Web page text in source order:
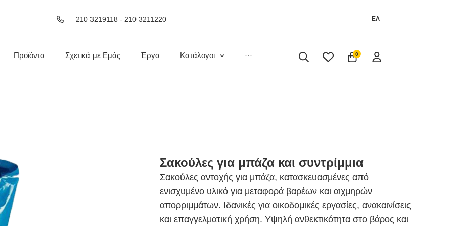
210 3219118 - 210 3211220 ΕΛ
Προϊόντα Σχετικά με Εμάς Έργα Κατάλογοι ··· 0
Σακούλες για μπάζα και συντρίμμια
Σακούλες αντοχής για μπάζα, κατασκευασμένες από
ενισχυμένο υλικό για μεταφορά βαρέων και αιχμηρών
απορριμμάτων. Ιδανικές για οικοδομικές εργασίες, ανακαινίσεις
και επαγγελματική χρήση. Υψηλή ανθεκτικότητα στο βάρος και